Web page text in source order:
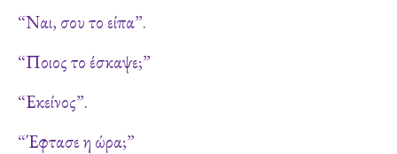
“Ναι, σου το είπα”.
“Ποιος το έσκαψε;”
“Εκείνος”.
“Έφτασε η ώρα;”